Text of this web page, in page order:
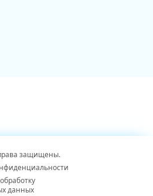
защищены.
данных